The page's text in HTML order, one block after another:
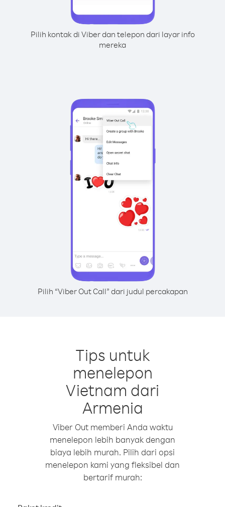
Pilih kontak di Viber dan telepon dari layar info
mereka
Pilih “Viber Out Call” dari judul percakapan
Tips untuk
menelepon
Vietnam dari
Armenia
Viber Out memberi Anda waktu
menelepon lebih banyak dengan
biaya lebih murah. Pilih dari opsi
menelepon kami yang fleksibel dan
bertarif murah: